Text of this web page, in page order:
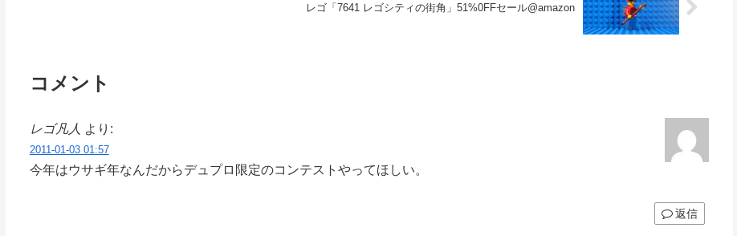
レゴ「7641 レゴシティの街角」51%0FFセール@amazon
コメント
レゴ凡人 より:
2011-01-03 01:57
今年はウサギ年なんだからデュプロ限定のコンテストやってほしい。
返信